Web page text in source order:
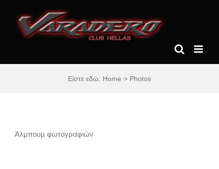
content
Είστε εδώ: Home Photos
Άλμπουμ φωτογραφιών